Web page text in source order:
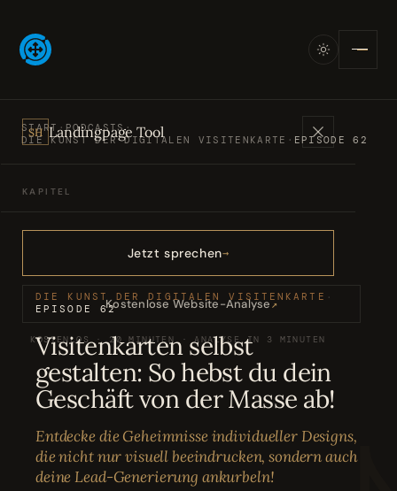
SH Landingpage Tool
KAPITEL
01 Angebote
02 Bücher
Podcasts
Bewertungen
Karriere
Jetzt sprechen
Kostenlose Website-Analyse↗
KOSTENLOS · 20 MINUTEN · ANALYSE IN 3 MINUTEN
START·PODCASTS·
DIE KUNST DER DIGITALEN VISITENKARTE · EPISODE 62
DIE KUNST DER DIGITALEN VISITENKARTE ·
EPISODE 62
Visitenkarten selbst
gestalten: So hebst du dein
Geschäft von der Masse ab!
Entdecke die Geheimnisse individueller Designs,
die nicht nur visuell beeindrucken, sondern auch
deine Lead-Generierung ankurbeln!